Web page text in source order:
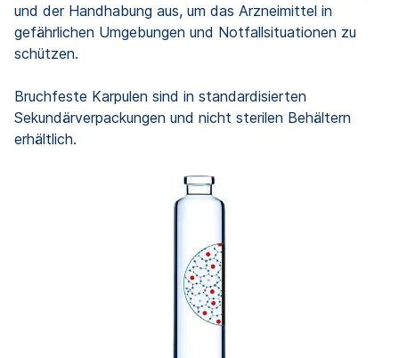
und der Handhabung aus, um das Arzneimittel in
gefährlichen Umgebungen und Notfallsituationen zu
schützen.
Bruchfeste Karpulen sind in standardisierten
Sekundärverpackungen und nicht sterilen Behältern
erhältlich.